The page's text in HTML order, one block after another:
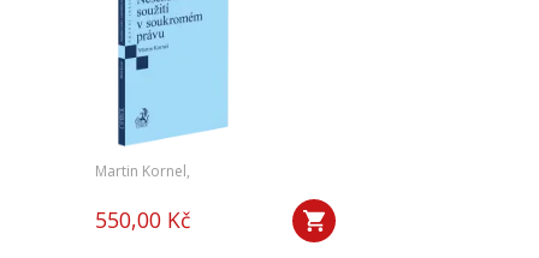
Martin Kornel,
550,00 Kč